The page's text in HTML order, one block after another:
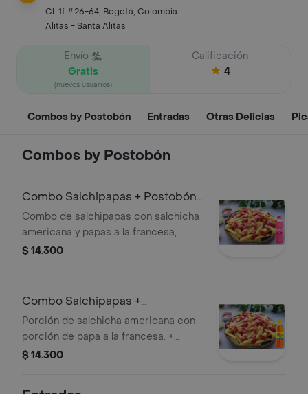
Cl. 1f #26-64, Bogotá, Colombia
Alitas - Santa Alitas
Envío
Gratis
(nuevos usuarios)
Calificación
4
Combos by Postobón Entradas Otras Delicias
Combos by Postobón
Combo Salchipapas + Postobón
Manzana 250 ml
Combo de salchipapas con salchicha
americana y papas a la francesa,
acompañado de una gaseosa
$ 14.300
Combo Salchipapas +
Colombiana 250 ml
Porción de salchicha americana con
porción de papa a la francesa. +
Gaseosa
$ 14.300